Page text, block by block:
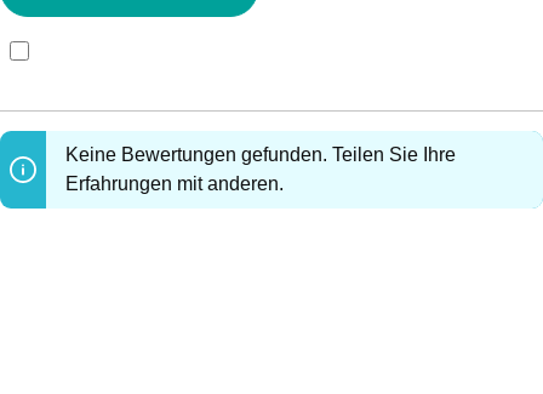
Keine Bewertungen gefunden. Teilen Sie Ihre
Erfahrungen mit anderen.